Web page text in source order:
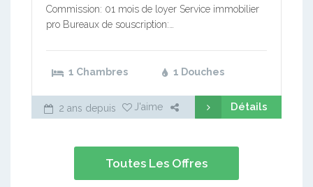
Commission: 01 mois de loyer Service immobilier
pro Bureaux de souscription:…
1 Chambres 1 Douches
2 ans depuis J'aime Détails
Toutes Les Offres